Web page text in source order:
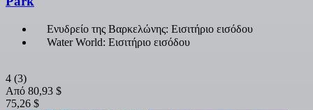
Ενυδρείο της Βαρκελώνης: Εισιτήριο εισόδου
Water World: Εισιτήριο εισόδου
4 (3)
Από 80,93 $
75,26 $